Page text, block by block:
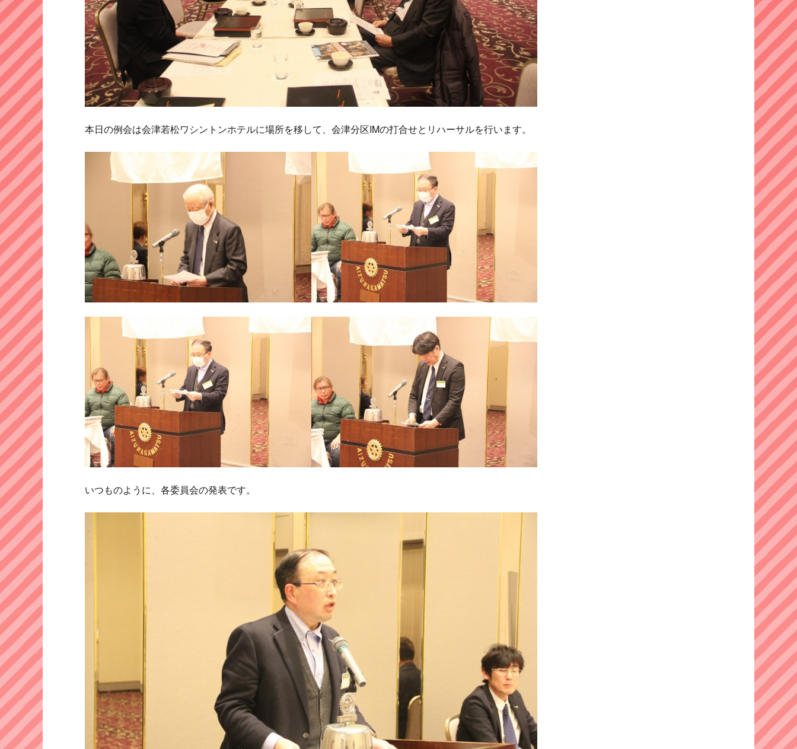
本日の例会は会津若松ワシントンホテルに場所を移して、会津分区IMの打合せとリハーサルを行います。
いつものように、各委員会の発表です。